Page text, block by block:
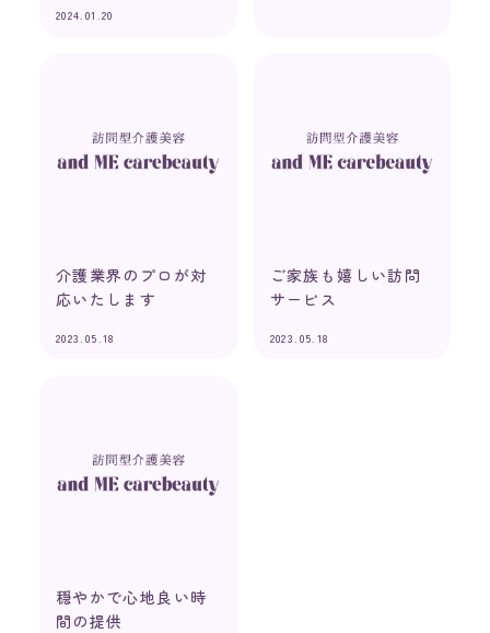
2024.01.20
介護業界のプロが対
応いたします
2023.05.18
ご家族も嬉しい訪問
サービス
2023.05.18
穏やかで心地良い時
間の提供